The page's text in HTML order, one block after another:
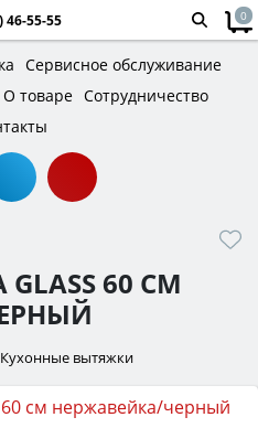
46-55-55 0
Сервисное обслуживание
О товаре Сотрудничество
GLASS 60 СМ
Кухонные вытяжки